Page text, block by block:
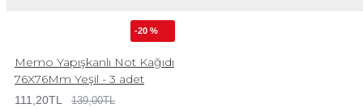
-20 %
Memo Yapışkanlı Not Kağıdı
76X76Mm Yeşil - 3 adet
111,20TL 139,00TL